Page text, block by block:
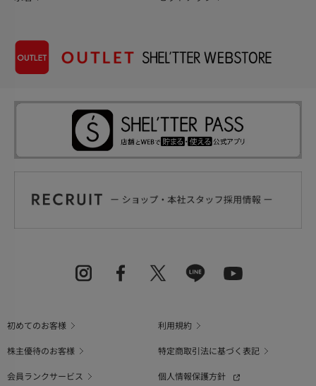
初めてのお客様
利用規約
株主優待のお客様
特定商取引法に基づく表記
会員ランクサービス
個人情報保護方針